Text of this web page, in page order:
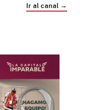
Ir al canal →